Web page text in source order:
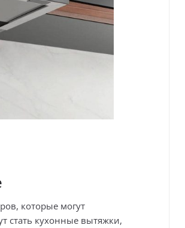
которые могут
стать кухонные вытяжки,